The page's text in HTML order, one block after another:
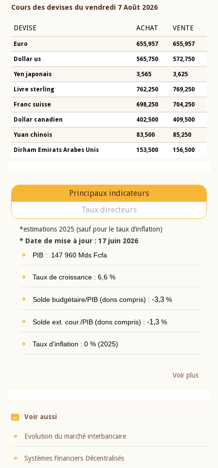
Cours des devises du vendredi 7 Août 2026
DEVISE ACHAT VENTE
Euro 655,957 655,957
Dollar us 565,750 572,750
Yen japonais 3,565 3,625
Livre sterling 762,250 769,250
Franc suisse 698,250 704,250
Dollar canadien 402,500 409,500
Yuan chinois 83,500 85,250
Dirham Emirats Arabes Unis 153,500 156,500
Principaux indicateurs
Taux directeurs
*estimations 2025 (sauf pour le taux d’inflation)
* Date de mise à jour : 17 juin 2026
PIB : 147 960 Mds Fcfa
Taux de croissance : 6,6 %
Solde budgétaire/PIB (dons compris) : -3,3%
Solde ext. cour./PIB (dons compris) : -1,3%
Taux d'inflation : 0 % (2025)
Voir plus
Voir aussi
Evolution du marché interbancaire
Systèmes Financiers Décentralisés